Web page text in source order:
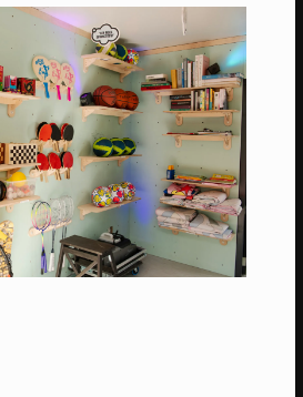
Pop Up Plein-o-
zelf kunst
XL & twee
over het